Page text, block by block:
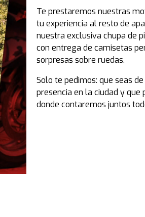
Te prestaremos nuestras
tu experiencia al resto de
nuestra exclusiva chupa de
con entrega de camisetas
sorpresas sobre ruedas.
Solo te pedimos: que seas
presencia en la ciudad y
donde contaremos juntos